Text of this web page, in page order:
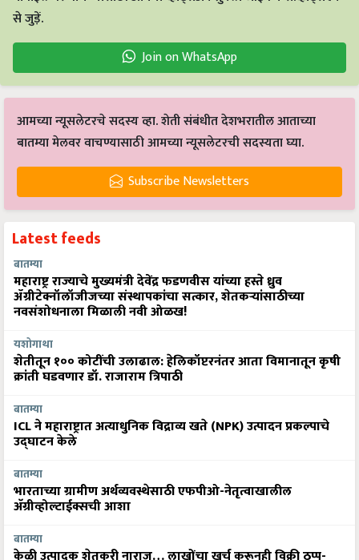
से जुड़ें.
Join on WhatsApp
आमच्या न्यूसलेटरचे सदस्य व्हा. शेती संबंधीत देशभरातील आताच्या
बातम्या मेलवर वाचण्यासाठी आमच्या न्यूसलेटरची सदस्यता घ्या.
Subscribe Newsletters
Latest feeds
बातम्या
महाराष्ट्र राज्याचे मुख्यमंत्री देवेंद्र फडणवीस यांच्या हस्ते ध्रुव
ॲग्रीटेक्नॉलॉजीजच्या संस्थापकांचा सत्कार, शेतकऱ्यांसाठीच्या
नवसंशोधनाला मिळाली नवी ओळख!
यशोगाथा
शेतीतून १०० कोटींची उलाढाल: हेलिकॉप्टरनंतर आता विमानातून कृषी
क्रांती घडवणार डॉ. राजाराम त्रिपाठी
बातम्या
ICL ने महाराष्ट्रात अत्याधुनिक विद्राव्य खते (NPK) उत्पादन प्रकल्पाचे
उद्घाटन केले
बातम्या
भारताच्या ग्रामीण अर्थव्यवस्थेसाठी एफपीओ-नेतृत्वाखालील
अ‍ॅग्रीव्होल्टाईक्सची आशा
बातम्या